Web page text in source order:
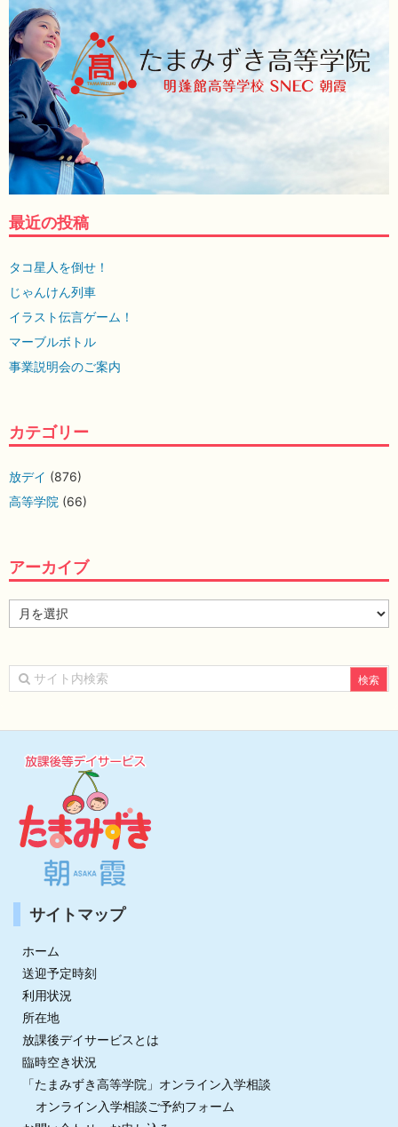
最近の投稿
タコ星人を倒せ！
じゃんけん列車
イラスト伝言ゲーム！
マーブルボトル
事業説明会のご案内
カテゴリー
放デイ (876)
高等学院 (66)
アーカイブ
ー
イ
ブ
サイトマップ
ホーム
送迎予定時刻
利用状況
所在地
放課後デイサービスとは
臨時空き状況
「たまみずき高等学院」オンライン入学相談
オンライン入学相談ご予約フォーム